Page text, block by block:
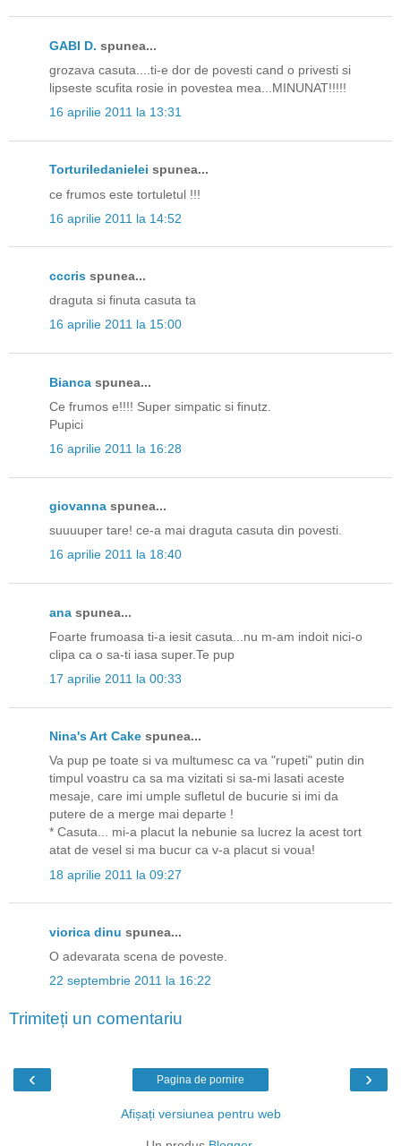
GABI D. spunea...
grozava casuta....ti-e dor de povesti cand o privesti si
lipseste scufita rosie in povestea mea...MINUNAT!!!!!
16 aprilie 2011 la 13:31
Torturiledanielei spunea...
ce frumos este tortuletul !!!
16 aprilie 2011 la 14:52
cccris spunea...
draguta si finuta casuta ta
16 aprilie 2011 la 15:00
Bianca spunea...
Ce frumos e!!!! Super simpatic si finutz.
Pupici
16 aprilie 2011 la 16:28
giovanna spunea...
suuuuper tare! ce-a mai draguta casuta din povesti.
16 aprilie 2011 la 18:40
ana spunea...
Foarte frumoasa ti-a iesit casuta...nu m-am indoit nici-o
clipa ca o sa-ti iasa super.Te pup
17 aprilie 2011 la 00:33
Nina's Art Cake spunea...
Va pup pe toate si va multumesc ca va "rupeti" putin din
timpul voastru ca sa ma vizitati si sa-mi lasati aceste
mesaje, care imi umple sufletul de bucurie si imi da
putere de a merge mai departe !
* Casuta... mi-a placut la nebunie sa lucrez la acest tort
atat de vesel si ma bucur ca v-a placut si voua!
18 aprilie 2011 la 09:27
viorica dinu spunea...
O adevarata scena de poveste.
22 septembrie 2011 la 16:22
Trimiteți un comentariu
‹ ›
Pagina de pornire
Afișați versiunea pentru web